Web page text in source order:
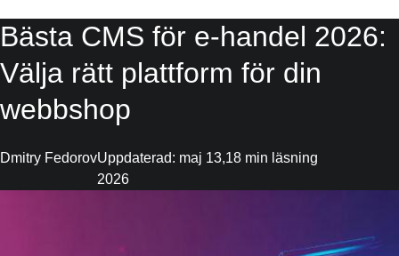
Bästa CMS för e-handel 2026:
Välja rätt plattform för din
webbshop
Dmitry FedorovUppdaterad: maj 13,
2026
18 min läsning